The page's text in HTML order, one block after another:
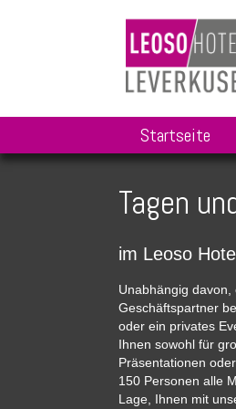
Navigation
Startseite
Tagen
im Leoso
Unabhängig davon,
Geschäftspartner
oder ein privates
Ihnen sowohl für
Präsentationen
150 Personen alle
Lage, Ihnen mit